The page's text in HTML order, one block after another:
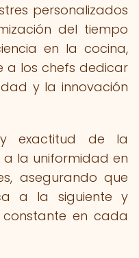
personalizados
del tiempo
en la cocina,
a los chefs dedicar
y la innovación
exactitud de la
a la uniformidad en
asegurando que
a la siguiente y
en cada